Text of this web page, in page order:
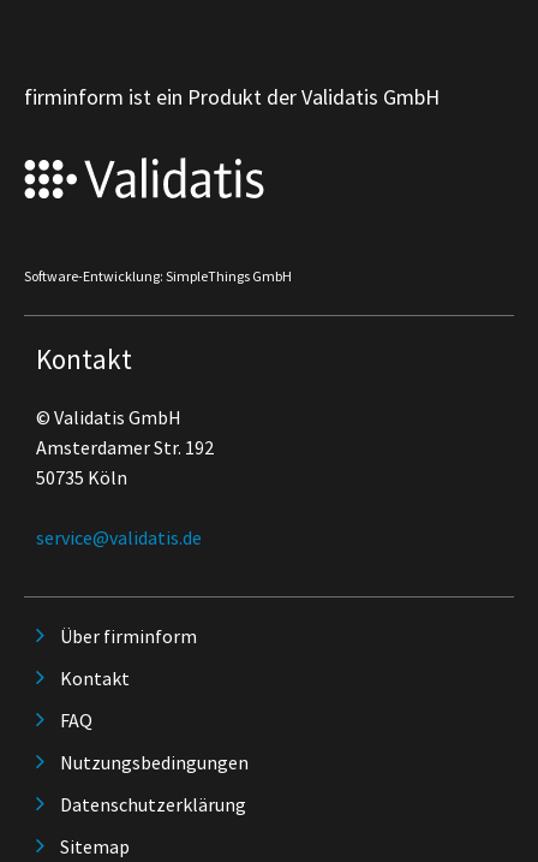
firminform ist ein Produkt der Validatis GmbH
Software-Entwicklung: SimpleThings GmbH
Kontakt
© Validatis GmbH
Amsterdamer Str. 192
50735 Köln
service@validatis.de
Über firminform
Kontakt
FAQ
Nutzungsbedingungen
Datenschutzerklärung
Sitemap